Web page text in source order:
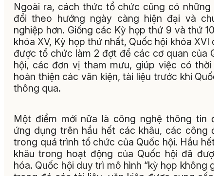
Ngoài ra, cách thức tổ chức cũng có những
đổi theo hướng ngày càng hiện đại và
nghiệp hơn. Giống các Kỳ họp thứ 9 và thứ 10
khóa XV, Kỳ họp thứ nhất, Quốc hội khóa XVI
được tổ chức làm 2 đợt để các cơ quan của
hội, các đơn vị tham mưu, giúp việc có thời
hoàn thiện các văn kiện, tài liệu trước khi
thông qua.
Một điểm mới nữa là công nghệ thông tin
ứng dụng trên hầu hết các khâu, các công
trong quá trình tổ chức của Quốc hội. Hầu hết
khâu trong hoạt động của Quốc hội đã
hóa. Quốc hội duy trì mô hình “kỳ họp không